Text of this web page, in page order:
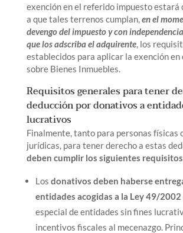
exención en el referido impuesto estará
a que tales terrenos cumplan,en el
devengo del impuesto y con
que los adscriba el adquirente, los
establecidos para aplicar la exención en
sobre Bienes Inmuebles.
Requisitos generales para tener
deducción por donativos a
lucrativos
Finalmente, tanto para personas físicas
jurídicas, para tener derecho a estas
deben cumplir los siguientes
Los donativos deben haberse
entidades acogidas a la Ley 49/2002
especial de entidades sin fines
incentivos fiscales al mecenazgo.